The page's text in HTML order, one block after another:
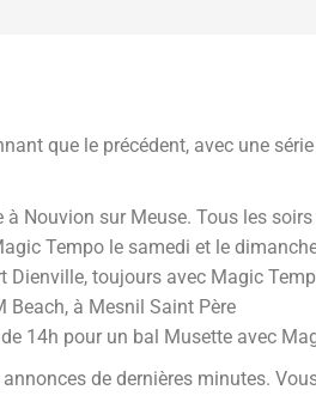
que le précédent, avec une
Nouvion sur Meuse. Tous les
Tempo le samedi et le
Dienville, toujours avec Magic
Beach, à Mesnil Saint Père
14h pour un bal Musette avec
de dernières minutes.